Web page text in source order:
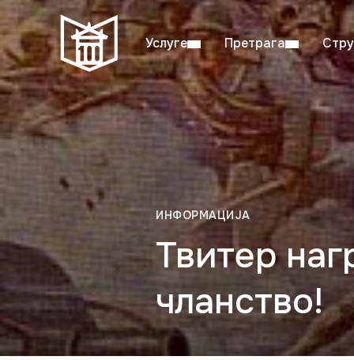
Услуге Претрага
ИНФОРМАЦИЈА
Твитер
чланство!
Пон–пет: 08:00–20:00